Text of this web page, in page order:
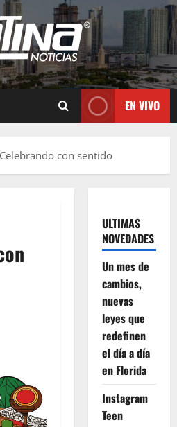
EN VIVO
Celebrando con sentido
ULTIMAS
NOVEDADES
Un mes de
cambios,
nuevas
leyes que
redefinen
el día a día
en Florida
Instagram
Teen